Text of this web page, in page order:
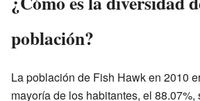
población?
La población de Fish Hawk en 2010
mayoría de los habitantes, el 88.07%,